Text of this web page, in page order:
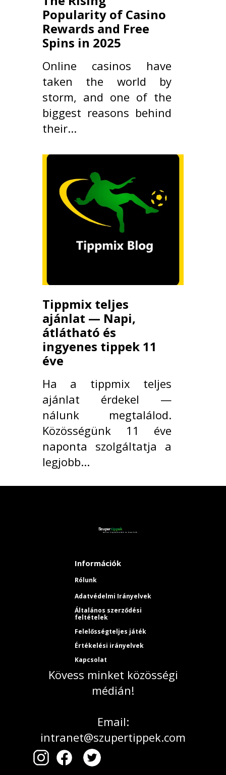
Popularity of Casino
Rewards and Free
Spins in 2025
Online casinos have
taken the world by
storm, and one of the
biggest reasons behind
their...
Tippmix teljes
ajánlat — Napi,
átlátható és
ingyenes tippek 11
éve
Ha a tippmix teljes
ajánlat érdekel —
nálunk megtalálod.
Közösségünk 11 éve
naponta szolgáltatja a
legjobb...
Információk
Rólunk
Adatvédelmi Irányelvek
Általános szerződési
feltételek
Felelősségteljes játék
Értékelési irányelvek
Kapcsolat
Kövess minket közösségi
médián!
Email:
intranet@szupertippek.com